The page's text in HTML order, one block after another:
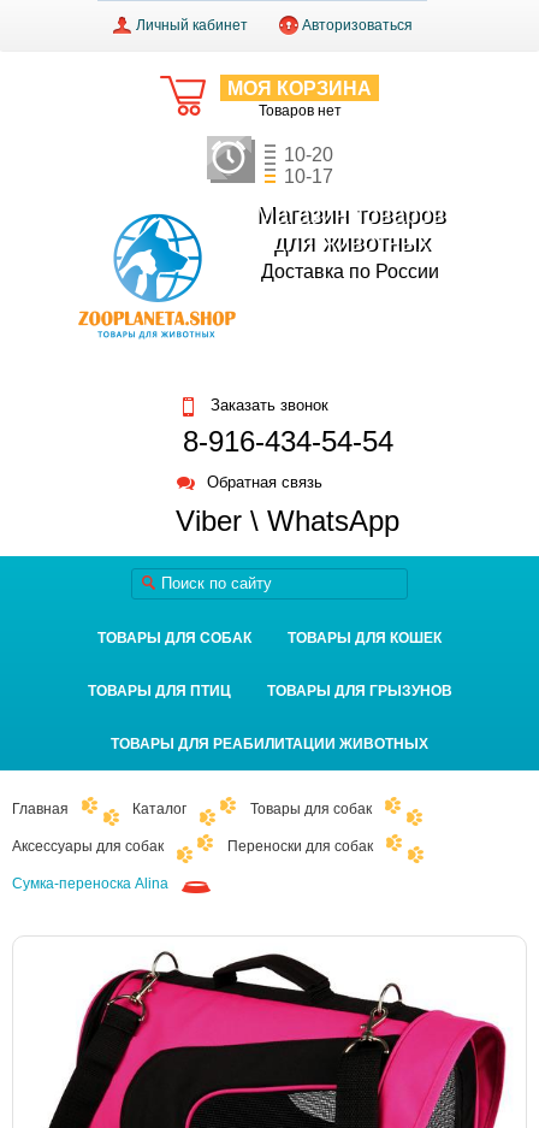
Личный кабинет Авторизоваться
МОЯ КОРЗИНА
Товаров нет
10-20
10-17
Магазин товаров
для животных
Доставка по России
Заказать звонок
8-916-434-54-54
Обратная связь
Viber \ WhatsApp
ТОВАРЫ ДЛЯ СОБАК ТОВАРЫ ДЛЯ КОШЕК
ТОВАРЫ ДЛЯ ПТИЦ ТОВАРЫ ДЛЯ ГРЫЗУНОВ
ТОВАРЫ ДЛЯ РЕАБИЛИТАЦИИ ЖИВОТНЫХ
Главная Каталог Товары для собак
Аксессуары для собак Переноски для собак
Сумка-переноска Alina